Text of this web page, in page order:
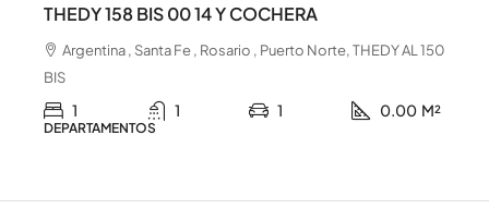
THEDY 158 BIS 00 14 Y COCHERA
Argentina , Santa Fe , Rosario , Puerto Norte, THEDY AL 150
BIS
1 1 1 0.00 M²
DEPARTAMENTOS